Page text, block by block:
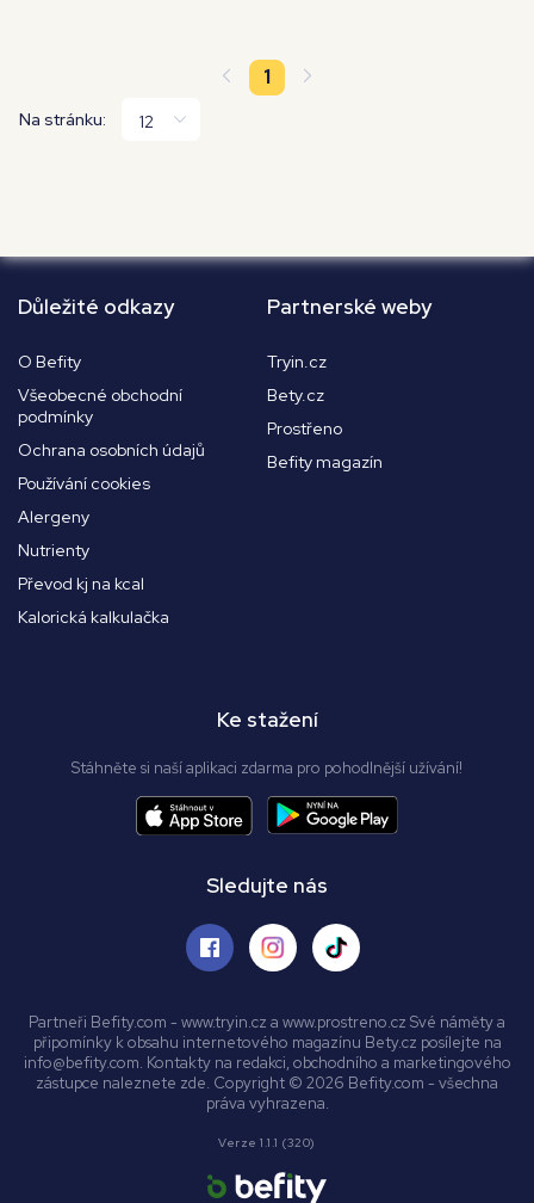
1
Na stránku:
Důležité odkazy
O Befity
Všeobecné obchodní
podmínky
Ochrana osobních údajů
Používání cookies
Alergeny
Nutrienty
Převod kj na kcal
Kalorická kalkulačka
Partnerské weby
Tryin.cz
Bety.cz
Prostřeno
Befity magazín
Ke stažení
Stáhněte si naší aplikaci zdarma pro pohodlnější užívání!
Sledujte nás
Partneři Befity.com - www.tryin.cz a www.prostreno.cz Své náměty a
připomínky k obsahu internetového magazínu Bety.cz posílejte na
info@befity.com. Kontakty na redakci, obchodního a marketingového
zástupce naleznete zde. Copyright © 2026 Befity.com - všechna
práva vyhrazena.
Verze 1.1.1 (320)